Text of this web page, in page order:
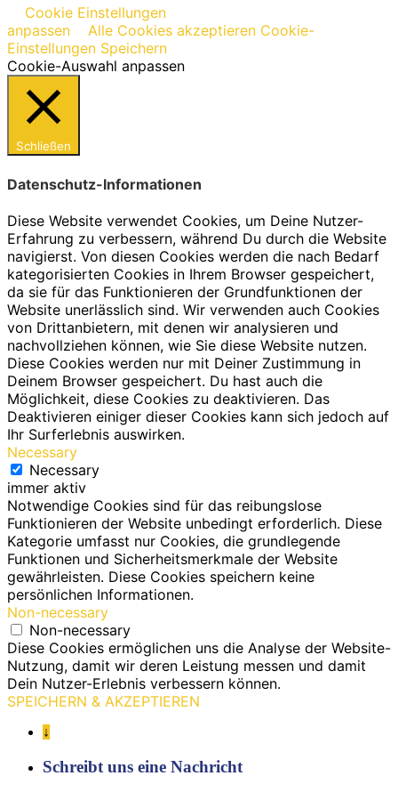
Cookie Einstellungen
anpassen
Alle Cookies akzeptieren Cookie-
Einstellungen Speichern
Cookie-Auswahl anpassen
Schließen
Datenschutz-Informationen
Diese Website verwendet Cookies, um Deine Nutzer-
Erfahrung zu verbessern, während Du durch die Website
navigierst. Von diesen Cookies werden die nach Bedarf
kategorisierten Cookies in Ihrem Browser gespeichert,
da sie für das Funktionieren der Grundfunktionen der
Website unerlässlich sind. Wir verwenden auch Cookies
von Drittanbietern, mit denen wir analysieren und
nachvollziehen können, wie Sie diese Website nutzen.
Diese Cookies werden nur mit Deiner Zustimmung in
Deinem Browser gespeichert. Du hast auch die
Möglichkeit, diese Cookies zu deaktivieren. Das
Deaktivieren einiger dieser Cookies kann sich jedoch auf
Ihr Surferlebnis auswirken.
Necessary
Necessary
immer aktiv
Notwendige Cookies sind für das reibungslose
Funktionieren der Website unbedingt erforderlich. Diese
Kategorie umfasst nur Cookies, die grundlegende
Funktionen und Sicherheitsmerkmale der Website
gewährleisten. Diese Cookies speichern keine
persönlichen Informationen.
Non-necessary
Non-necessary
Diese Cookies ermöglichen uns die Analyse der Website-
Nutzung, damit wir deren Leistung messen und damit
Dein Nutzer-Erlebnis verbessern können.
SPEICHERN & AKZEPTIEREN
↓
Schreibt uns eine Nachricht